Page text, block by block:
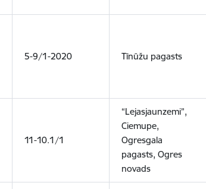
5-9/1-2020 Tīnūžu pagasts
11-10.1/1
“Lejasjaunzemi”,
Ciemupe,
Ogresgala
pagasts, Ogres
novads